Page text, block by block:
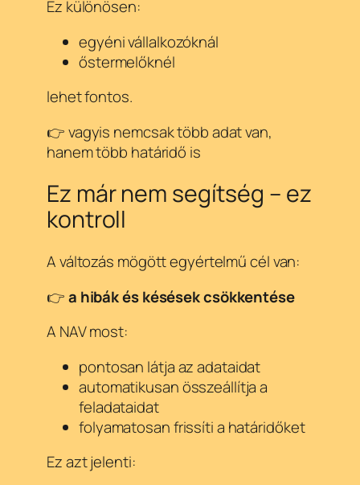
Ez különösen:
egyéni vállalkozóknál
őstermelőknél
lehet fontos.
👉 vagyis nemcsak több adat van,
hanem több határidő is
Ez már nem segítség – ez
kontroll
A változás mögött egyértelmű cél van:
👉a hibák és késések csökkentése
A NAV most:
pontosan látja az adataidat
automatikusan összeállítja a
feladataidat
folyamatosan frissíti a határidőket
Ez azt jelenti: